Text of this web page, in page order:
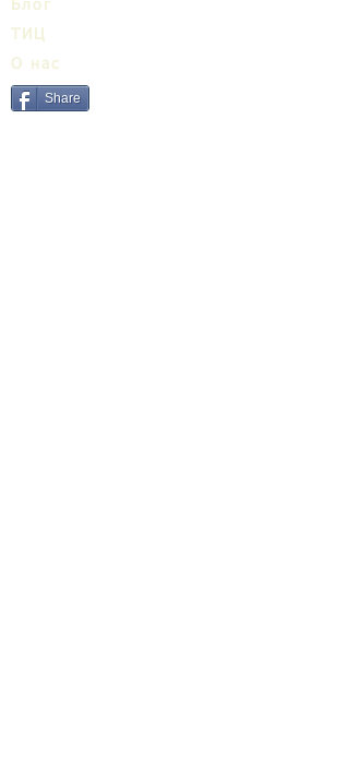
Блог
ТИЦ
О нас
Share